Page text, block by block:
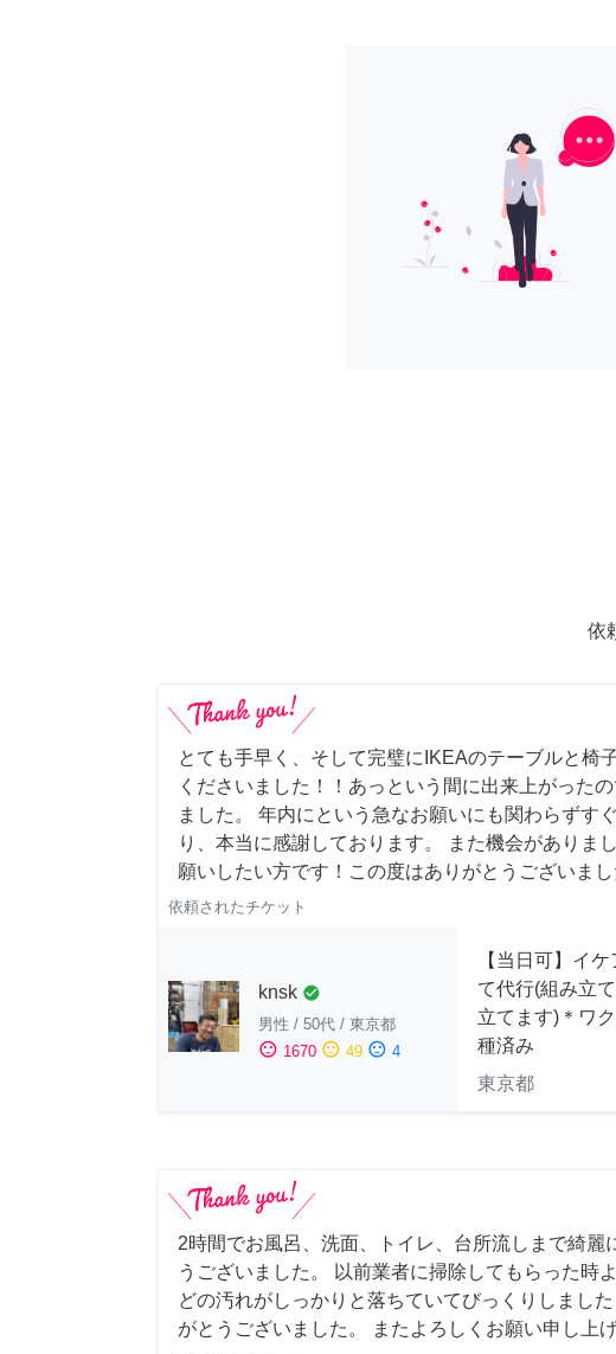
依
とても手早く、そして完璧にIKEAのテーブルと椅
くださいました！！あっという間に出来上がった
ました。 年内にという急なお願いにも関わらずす
り、本当に感謝しております。 また機会がありま
願いしたい方です！この度はありがとうございまし
依頼されたチケット
knsk check_circle
男性 / 50代 / 東京都
sentiment_satisfied 1670 sentiment_neutral 49 sentiment_dissatisfied 4
【当日可】イ
て代行(組み立
立てます)＊ワ
種済み
東京都
2時間でお風呂、洗面、トイレ、台所流しまで綺麗
うございました。 以前業者に掃除してもらった時
どの汚れがしっかりと落ちていてびっくりしました
がとうございました。 またよろしくお願い申し上